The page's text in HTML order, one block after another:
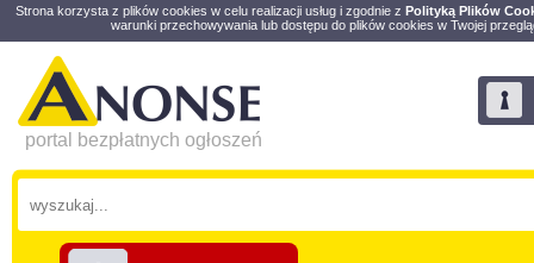
Strona korzysta z plików cookies w celu realizacji usług i zgodnie z Polityką Plików
warunki przechowywania lub dostępu do plików cookies w Twojej
portal bezpłatnych ogłoszeń